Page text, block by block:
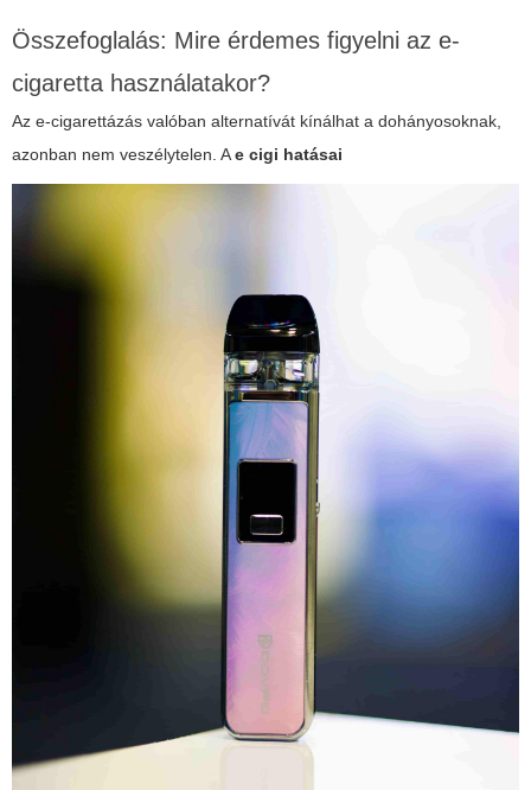
Összefoglalás: Mire érdemes figyelni az e-
cigaretta használatakor?
Az e-cigarettázás valóban alternatívát kínálhat a dohányosoknak,
azonban nem veszélytelen. Ae cigi hatásai